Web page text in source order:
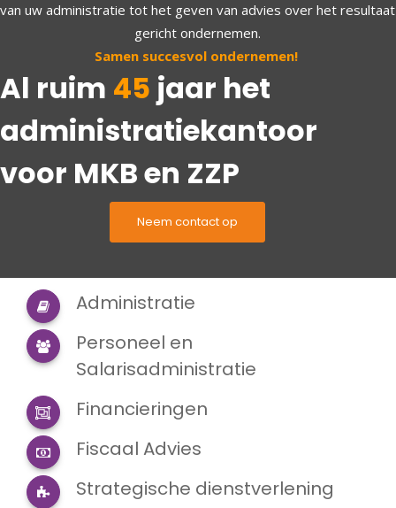
van uw administratie tot het geven van advies over het resultaat
gericht ondernemen.
Samen succesvol ondernemen!
Al ruim 45 jaar het
administratiekantoor
voor MKB en ZZP
Neem contact op
Administratie
Personeel en
Salarisadministratie
Financieringen
Fiscaal Advies
Strategische dienstverlening